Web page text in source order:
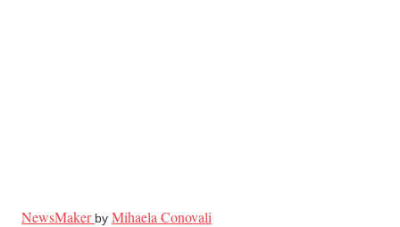
NewsMaker by Mihaela Conovali